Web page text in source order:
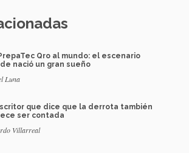
Qro al mundo: el escenario
nació un gran sueño
Luna
que dice que la derrota también
ser contada
Villarreal